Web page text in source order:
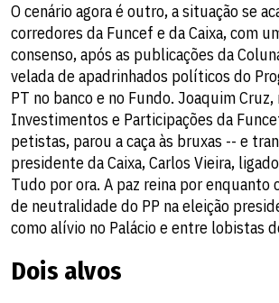
O cenário agora é outro, a situação se
corredores da Funcef e da Caixa, com
consenso, após as publicações da
velada de apadrinhados políticos do
PT no banco e no Fundo. Joaquim
Investimentos e Participações da
petistas, parou a caça às bruxas -- e
presidente da Caixa, Carlos Vieira,
Tudo por ora. A paz reina por enquanto
de neutralidade do PP na eleição
como alívio no Palácio e entre lobistas
Dois alvos